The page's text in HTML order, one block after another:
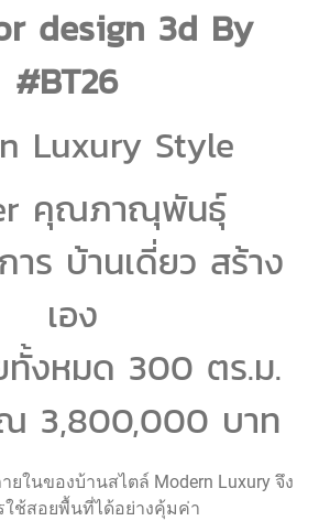
design 3d By
#BT26
Luxury Style
คุณภาณุพันธุ์
าร บ้านเดี่ยว สร้าง
เอง
ทั้งหมด 300 ตร.ม.
3,800,000 บาท
ในของบ้านสไตล์ Modern Luxury จึง
ใช้สอยพื้นที่ได้อย่างคุ้มค่า